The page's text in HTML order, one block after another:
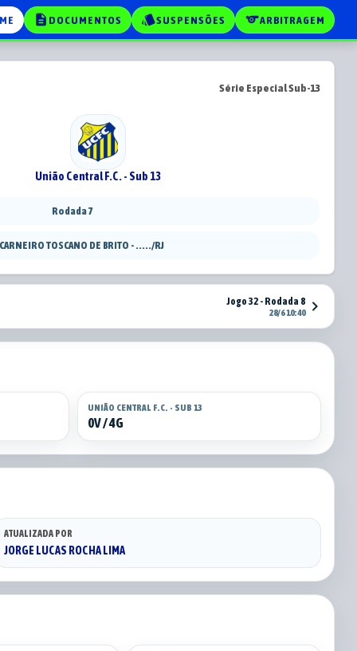
description DOCUMENTOS styleSUSPENSÕES sportsARBITRAGEM
Série Especial Sub-13
União Central F.C. - Sub 13
Rodada 7
TOSCANO DE BRITO - ...../RJ
Jogo 32 - Rodada 8
28/6 10:40chevron_right
UNIÃO CENTRAL F.C. - SUB 13
0V / 4G
ATUALIZADA POR
JORGE LUCAS ROCHA LIMA